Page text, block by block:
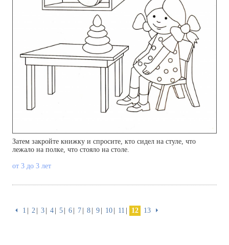
Затем закройте книжку и спросите, кто сидел на стуле, что
лежало на полке, что стояло на столе.
от 3 до 3 лет
⏴ 1 2 3 4 5 6 7 8 9 10 11 12 13 ⏵